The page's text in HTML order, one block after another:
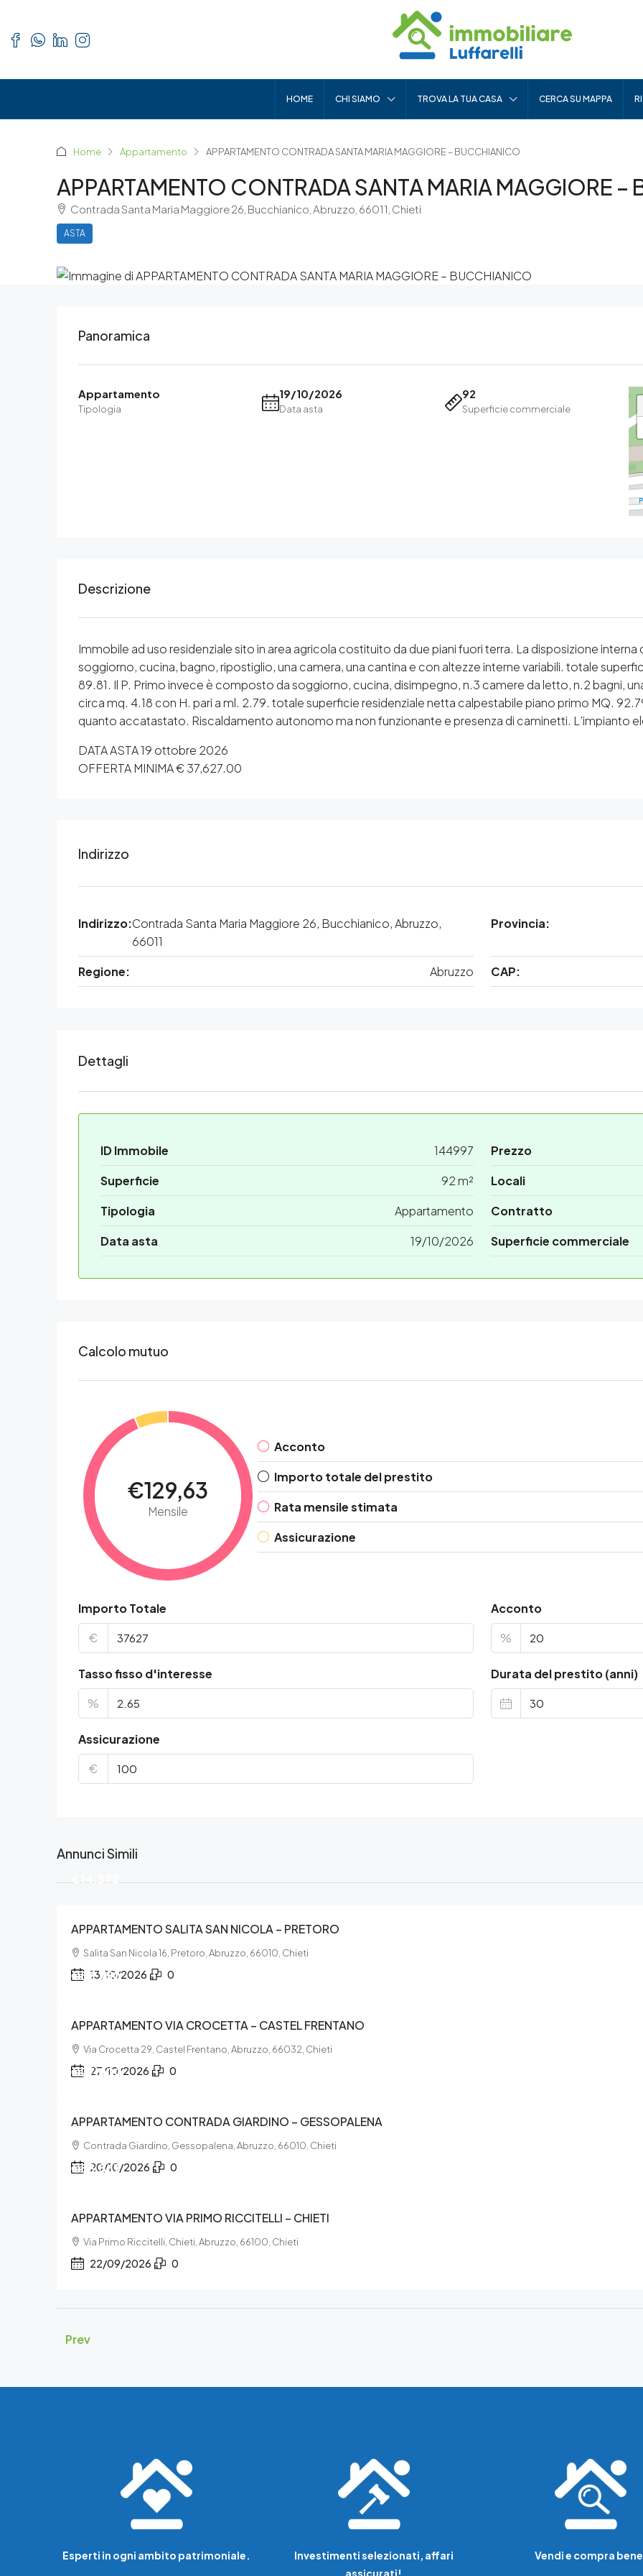
HOME CHI SIAMO TROVA LA TUA CASA CERCA SU MAPPA
Home Appartamento APPARTAMENTO CONTRADA SANTA MARIA MAGGIORE – BUCCHIANICO
APPARTAMENTO CONTRADA SANTA MARIA MAGGIORE
Contrada Santa Maria Maggiore 26, Bucchianico, Abruzzo, 66011, Chieti
ASTA
Panoramica
Appartamento
Tipologia
19/10/2026
Data asta
92
Superficie commerciale
Descrizione
Immobile ad uso residenziale sito in area agricola costituito da due piani fuori terra. La disposizione
soggiorno, cucina, bagno, ripostiglio, una camera, una cantina e con altezze interne variabili. totale
89.81. Il P. Primo invece è composto da soggiorno, cucina, disimpegno, n.3 camere da letto, n.2 bagni,
circa mq. 4.18 con H. pari a ml. 2.79. totale superficie residenziale netta calpestabile piano primo MQ.
quanto accatastato. Riscaldamento autonomo ma non funzionante e presenza di caminetti. L’impianto
DATA ASTA 19 ottobre 2026
OFFERTA MINIMA € 37,627.00
Indirizzo
Indirizzo:Contrada Santa Maria Maggiore 26, Bucchianico, Abruzzo,
66011
Provincia:
Regione: Abruzzo CAP:
Dettagli
ID Immobile 144997
Prezzo
Superficie
92 m²
Locali
Tipologia
Appartamento
Contratto
Data asta
19/10/2026 Superficie commerciale
Calcolo mutuo
€129,63
Mensile
Acconto
Importo totale del prestito
Rata mensile stimata
Assicurazione
Importo Totale
€
Acconto
%
Tasso fisso d'interesse
%
Durata del prestito (anni)
Assicurazione
€
Annunci Simili
€14.372
APPARTAMENTO SALITA SAN NICOLA – PRETORO
Salita San Nicola 16, Pretoro, Abruzzo, 66010, Chieti
13/10/2026 0
€57.750
APPARTAMENTO VIA CROCETTA – CASTEL FRENTANO
Via Crocetta 29, Castel Frentano, Abruzzo, 66032, Chieti
27/10/2026 0
€27.000
APPARTAMENTO CONTRADA GIARDINO – GESSOPALENA
Contrada Giardino, Gessopalena, Abruzzo, 66010, Chieti
20/10/2026 0
€53.367
APPARTAMENTO VIA PRIMO RICCITELLI – CHIETI
Via Primo Riccitelli, Chieti, Abruzzo, 66100, Chieti
22/09/2026 0
Prev
Esperti in ogni ambito patrimoniale.
Investimenti selezionati, affari
assicurati!
Vendi e compra